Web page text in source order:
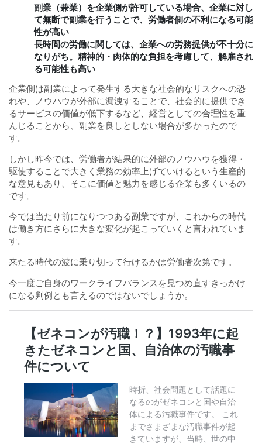
副業（兼業）を企業側が許可している場合、企業に対し
て無断で副業を行うことで、労働者側の不利になる可能
性が高い
長時間の労働に関しては、企業への労務提供が不十分に
なりがち。精神的・肉体的な負担を考慮して、解雇され
る可能性も高い
企業側は副業によって発生する大きな社会的なリスクへの恐
れや、ノウハウが外部に漏洩することで、社会的に提供でき
るサービスの価値が低下するなど、経営としての合理性を重
んじることから、副業を良しとしない場合が多かったので
す。
しかし昨今では、労働者が結果的に外部のノウハウを獲得・
駆使することで大きく業務の効率上げていけるという生産的
な意見もあり、そこに価値と魅力を感じる企業も多くいるの
です。
今では当たり前になりつつある副業ですが、これからの時代
は働き方にさらに大きな変化が起こっていくと言われていま
す。
来たる時代の波に乗り切って行けるかは労働者次第です。
今一度ご自身のワークライフバランスを見つめ直すきっかけ
になる判例とも言えるのではないでしょうか。